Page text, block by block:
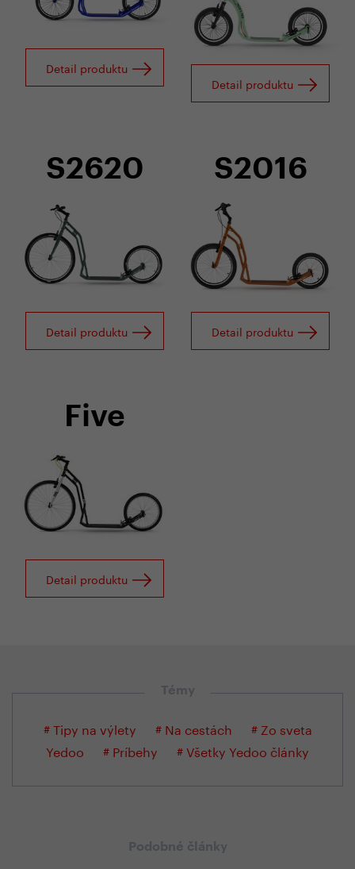
Detail produktu
Detail produktu
S2620
Detail produktu
S2016
Detail produktu
Five
Detail produktu
Témy
# Tipy na výlety # Na cestách
# Zo sveta
Yedoo
# Príbehy # Všetky Yedoo články
Podobné články